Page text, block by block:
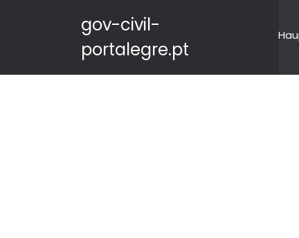
gov-civil-
portalegre.pt